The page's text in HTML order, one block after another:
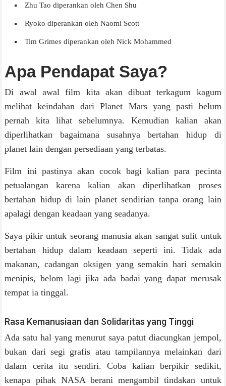
Zhu Tao diperankan oleh Chen Shu
Ryoko diperankan oleh Naomi Scott
Tim Grimes diperankan oleh Nick Mohammed
Apa Pendapat Saya?
Di awal awal film kita akan dibuat terkagum kagum
melihat keindahan dari Planet Mars yang pasti belum
pernah kita lihat sebelumnya. Kemudian kalian akan
diperlihatkan bagaimana susahnya bertahan hidup di
planet lain dengan persediaan yang terbatas.
Film ini pastinya akan cocok bagi kalian para pecinta
petualangan karena kalian akan diperlihatkan proses
bertahan hidup di lain planet sendirian tanpa orang lain
apalagi dengan keadaan yang seadanya.
Saya pikir untuk seorang manusia akan sangat sulit untuk
bertahan hidup dalam keadaan seperti ini. Tidak ada
makanan, cadangan oksigen yang semakin hari semakin
menipis, belom lagi jika ada badai yang dapat merusak
tempat ia tinggal.
Rasa Kemanusiaan dan Solidaritas yang Tinggi
Ada satu hal yang menurut saya patut diacungkan jempol,
bukan dari segi grafis atau tampilannya melainkan dari
dalam cerita itu sendiri. Coba kalian berpikir sedikit,
kenapa pihak NASA berani mengambil tindakan untuk